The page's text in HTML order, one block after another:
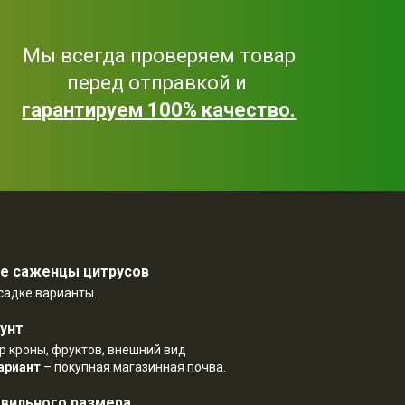
Мы всегда проверяем товар
перед отправкой и
гарантируем 100% качество.
саженцы цитрусов
варианты.
кроны, фруктов, внешний вид
– покупная магазинная почва.